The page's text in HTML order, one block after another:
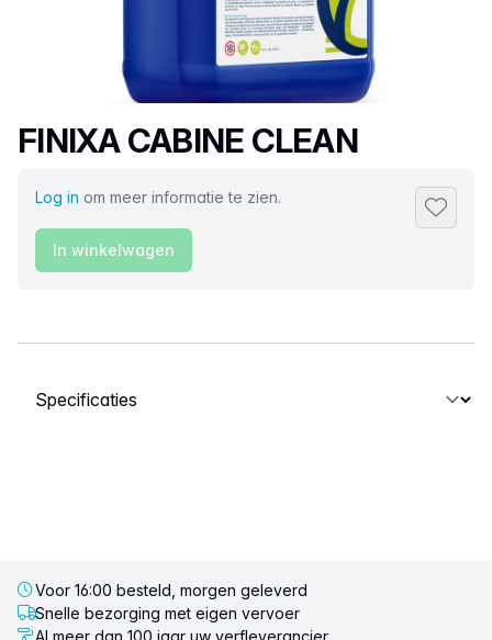
Productnaam
FINIXA CABINE CLEAN
Log in om meer informatie te zien.
In winkelwagen
Selecteer een tabblad
Voor 16:00 besteld, morgen geleverd
Snelle bezorging met eigen vervoer
Al meer dan 100 jaar uw verfleverancier